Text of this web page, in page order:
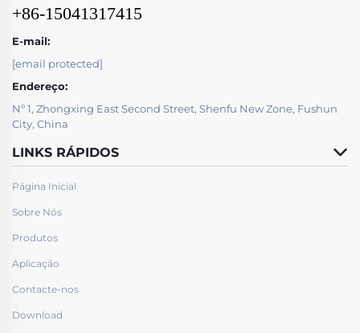
+86-15041317415
E-mail:
[email protected]
Endereço:
Nº 1, Zhongxing East Second Street, Shenfu New Zone, Fushun
City, China
LINKS RÁPIDOS
Página Inicial
Sobre Nós
Produtos
Aplicação
Contacte-nos
Download